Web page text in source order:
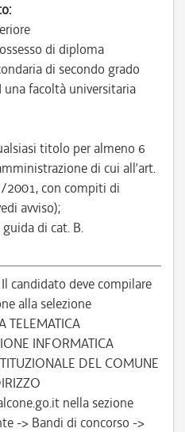
di diploma
di secondo grado
una facoltà universitaria
titolo per almeno 6
di cui all’art.
2001, con compiti di
avviso);
di cat. B.
Il candidato deve compilare
alla selezione
TELEMATICA
INFORMATICA
DEL COMUNE
nella sezione
-> Bandi di concorso ->